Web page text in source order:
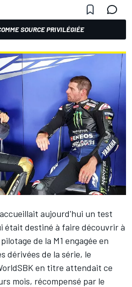
SOURCE PRIVILÉGIÉE
aujourd'hui un test
était destiné à faire découvrir à
de la M1 engagée en
dérivées de la série, le
en titre attendait ce
mois, récompensé par le